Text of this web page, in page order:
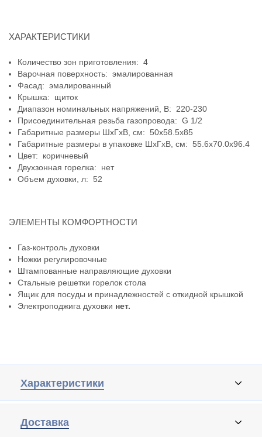
ХАРАКТЕРИСТИКИ
Количество зон приготовления: 4
Варочная поверхность: эмалированная
Фасад: эмалированный
Крышка: щиток
Диапазон номинальных напряжений, В: 220-230
Присоединительная резьба газопровода: G 1/2
Габаритные размеры ШхГхВ, см: 50x58.5x85
Габаритные размеры в упаковке ШхГхВ, см: 55.6x70.0x96.4
Цвет: коричневый
Двухзонная горелка: нет
Объем духовки, л: 52
ЭЛЕМЕНТЫ КОМФОРТНОСТИ
Газ-контроль духовки
Ножки регулировочные
Штампованные направляющие духовки
Стальные решетки горелок стола
Ящик для посуды и принадлежностей с откидной крышкой
Электроподжига духовки нет.
Характеристики
Доставка